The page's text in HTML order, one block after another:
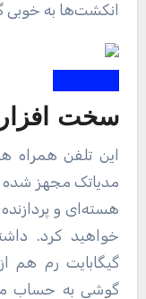
انکشت‌ها به خوبی
سخت
این تلفن همراه هوشمند به تراشه MT6580M شرکت
مدیاتک مجهز شده
گیگابایت رم هم
گوشی به حساب